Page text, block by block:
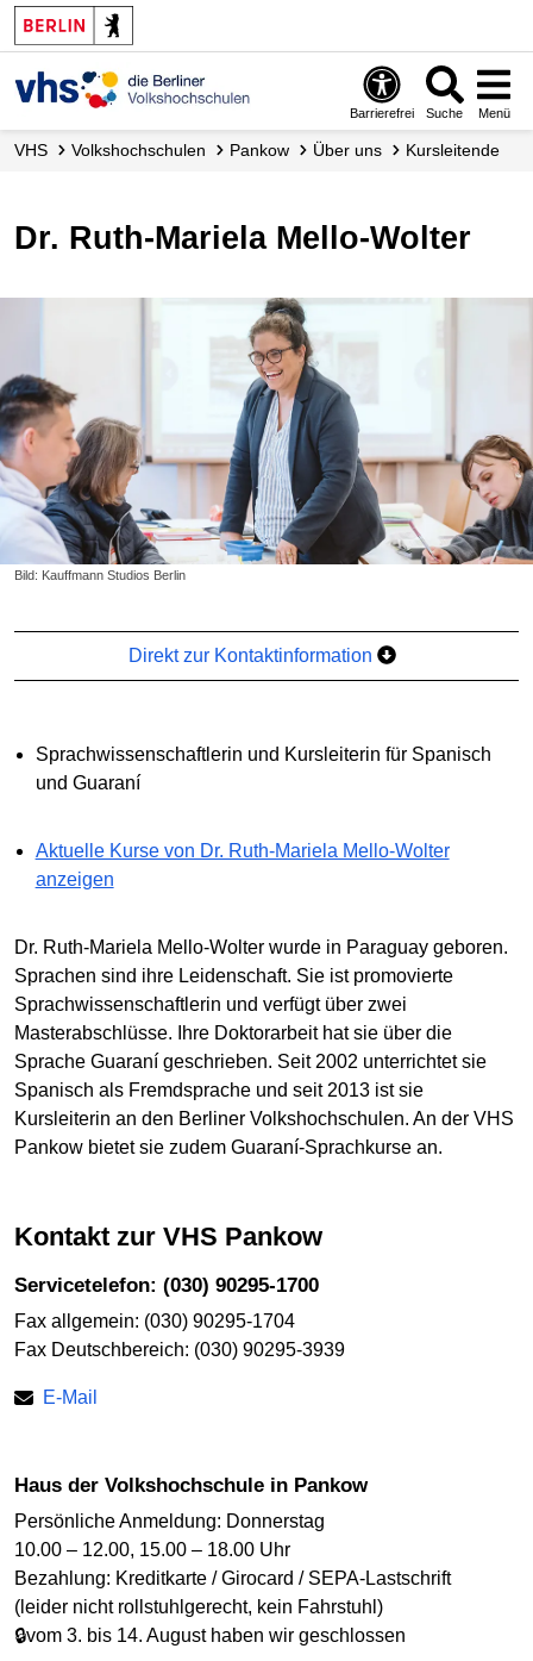
Barrierefrei Suche Menü
VHS Volks­hochschulen Pankow Über uns Kursleitende
Dr. Ruth-Mariela Mello-Wolter
Bild: Kauffmann Studios Berlin
Direkt zur Kontaktinformation
Sprachwissenschaftlerin und Kursleiterin für Spanisch
und Guaraní
Aktuelle Kurse von Dr. Ruth-Mariela Mello-Wolter
anzeigen
Dr. Ruth-Mariela Mello-Wolter wurde in Paraguay geboren.
Sprachen sind ihre Leidenschaft. Sie ist promovierte
Sprachwissenschaftlerin und verfügt über zwei
Masterabschlüsse. Ihre Doktorarbeit hat sie über die
Sprache Guaraní geschrieben. Seit 2002 unterrichtet sie
Spanisch als Fremdsprache und seit 2013 ist sie
Kursleiterin an den Berliner Volkshochschulen. An der VHS
Pankow bietet sie zudem Guaraní-Sprachkurse an.
Kontakt zur VHS Pankow
Servicetelefon: (030) 90295-1700
Fax allgemein: (030) 90295-1704
Fax Deutschbereich: (030) 90295-3939
E-Mail
Haus der Volkshochschule in Pankow
Persönliche Anmeldung: Donnerstag
10.00 – 12.00, 15.00 – 18.00 Uhr
Bezahlung: Kreditkarte / Girocard / SEPA-Lastschrift
(leider nicht rollstuhlgerecht, kein Fahrstuhl)
🔒vom 3. bis 14. August haben wir geschlossen